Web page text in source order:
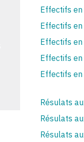
Effectifs
Effectifs
Effectifs
Effectifs
Effectifs
Résulats
Résulats
Résulats